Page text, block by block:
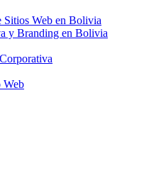
Sitios Web en Bolivia
y Branding en Bolivia
Web